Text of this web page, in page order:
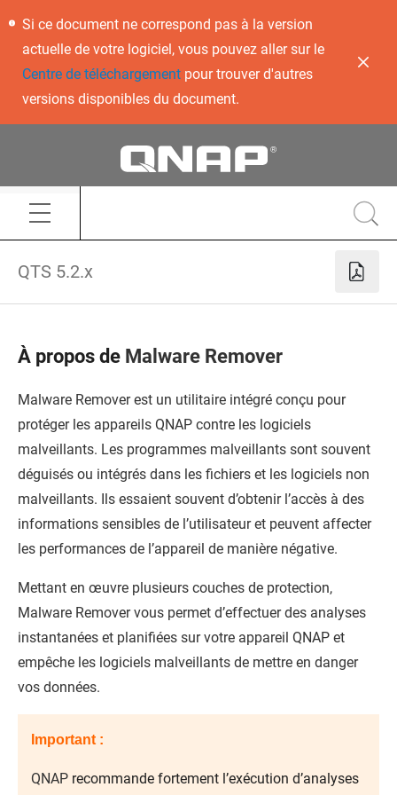
Si ce document ne correspond pas à la version
actuelle de votre logiciel, vous pouvez aller sur le
Centre de téléchargementpour trouver d'autres
versions disponibles du document.
QTS 5.2.x
À propos de Malware Remover
Malware Removerest un utilitaire intégré conçu pour
protéger les appareils QNAP contre les logiciels
malveillants. Les programmes malveillants sont souvent
déguisés ou intégrés dans les fichiers et les logiciels non
malveillants. Ils essaient souvent d’obtenir l’accès à des
informations sensibles de l’utilisateur et peuvent affecter
les performances de l’appareil de manière négative.
Mettant en œuvre plusieurs couches de protection,
Malware Removervous permet d’effectuer des analyses
instantanées et planifiées sur votre appareil QNAP et
empêche les logiciels malveillants de mettre en danger
vos données.
Important :
QNAP recommande fortement l’exécution d’analyses